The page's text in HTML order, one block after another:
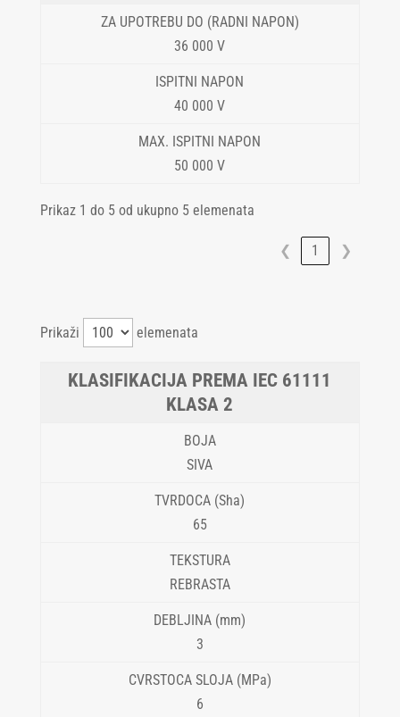
36 000 V
40 000 V
50 000 V
Prikaz 1 do 5 od ukupno 5 elemenata
❮ 1 ❯
Prikaži elemenata
KLASA 2
SIVA
65
REBRASTA
3
6